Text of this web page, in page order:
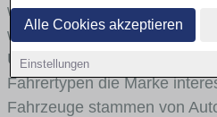
Alle Cookies akzeptieren
Einstellungen
welchen Fahrzeugklassen
welche Modellreihen häufig
Umlandverkehr zu sehen
Fahrertypen die Marke
Fahrzeuge stammen von